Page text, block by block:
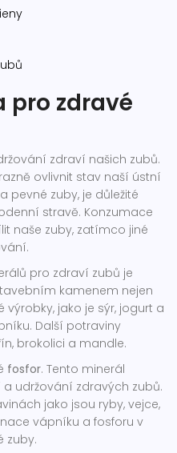
pro zdravé
zdraví našich zubů.
ovlivnit stav naší ústní
pevné zuby, je důležité
stravě. Konzumace
naše zuby, zatímco jiné
pro zdraví zubů je
kamenem nejen
výrobky, jako je sýr, jogurt a
Další potraviny
brokolici a mandle.
fosfor. Tento minerál
udržování zdravých zubů.
jako jsou ryby, vejce,
vápníku a fosforu v
zuby.